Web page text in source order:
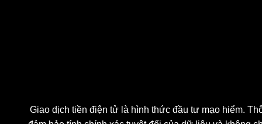
Giao dịch tiền điện tử là hình thức đầu tư mạo